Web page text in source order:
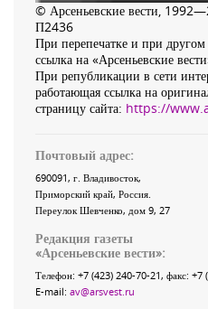
© Арсеньевские вести,
П2436
При перепечатке и при
ссылка на «Арсеньевские
При републикации в сети
работающая ссылка на
страницу сайта: https://
Почтовый адрес:
690091, г. Владивосток,
Приморский край, Россия
Переулок Шевченко, дом 9, 27
Редакция газеты
«Арсеньевские вести»:
Телефон: +7 (423) 240-70-21, факс: +7
E-mail: av@arsvest.ru